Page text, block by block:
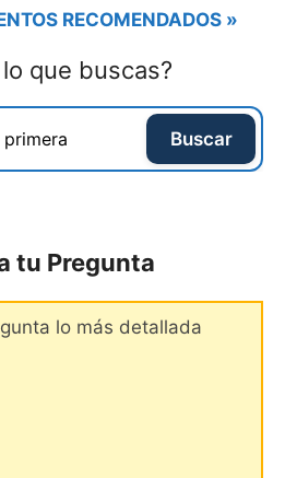
RECOMENDADOS »
que buscas?
Buscar
tu Pregunta